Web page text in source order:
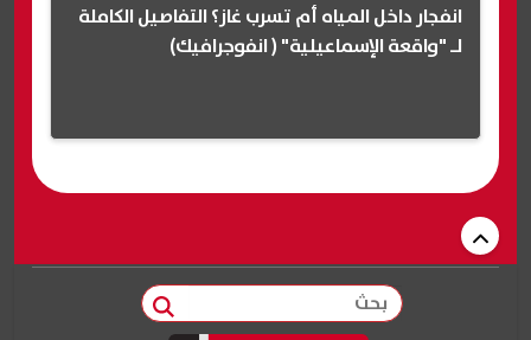
انفجار داخل المياه أم تسرب غاز؟ التفاصيل الكاملة
لـ "واقعة الإسماعيلية" ( انفوجرافيك)
بحث